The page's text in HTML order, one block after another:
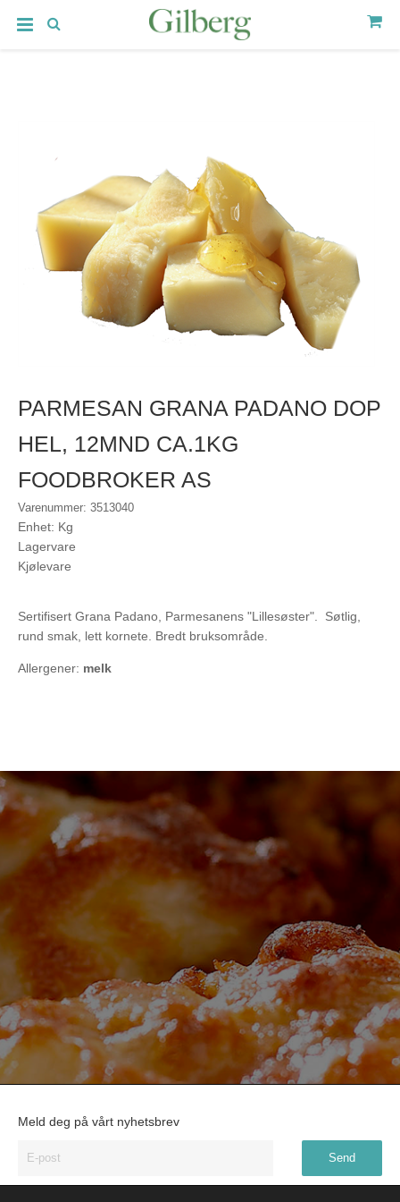
PARMESAN GRANA PADANO DOP
HEL, 12MND CA.1KG
FOODBROKER AS
Varenummer: 3513040
Enhet: Kg
Lagervare
Kjølevare
Sertifisert Grana Padano, Parmesanens "Lillesøster". Søtlig,
rund smak, lett kornete. Bredt bruksområde.
Allergener: melk
Meld deg på vårt nyhetsbrev